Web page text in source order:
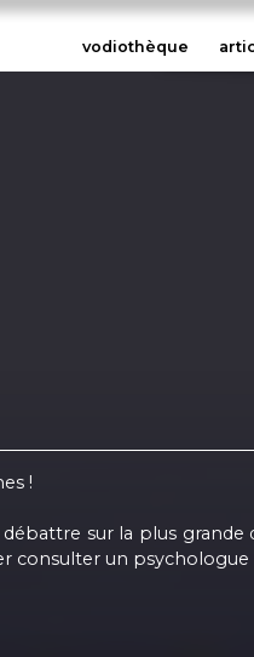
vodiothèque
!
sur la plus
consulter un